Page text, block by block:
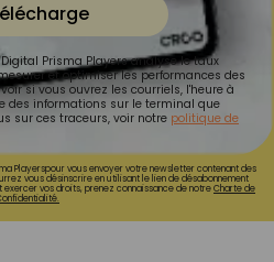
Prisma Players analyse le taux
et optimiser les performances des
si vous ouvrez les courriels, l'heure à
des informations sur le terminal que
sur ces traceurs, voir notre politique de
Playerspour vous envoyer votre newsletter contenant des
vous désinscrire en utilisant le lien de désabonnement
vos droits, prenez connaissance de notreCharte de